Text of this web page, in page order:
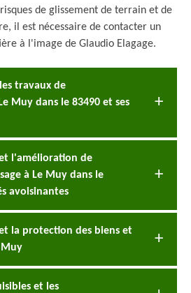
de glissement de terrain et de
il est nécessaire de contacter un
à l'image de Glaudio Elagage.
travaux de
Muy dans le 83490 et ses
l'amélioration de
à Le Muy dans le
avoisinantes
la protection des biens et
Muy
et les